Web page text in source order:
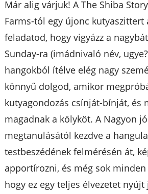
Már alig várjuk! A The Shiba
Farms-tól egy újonc kutyaszittert
feladatod, hogy vigyázz a
Sunday-ra (imádnivaló név,
hangokból ítélve elég nagy
könnyű dolgod, amikor
kutyagondozás csínját-bínját, és
magadnak a kölyköt. A Nagyon
megtanulásától kezdve a
testbeszédének felmérésén át,
apportírozni, és még sok
hogy ez egy teljes élvezetet nyújt